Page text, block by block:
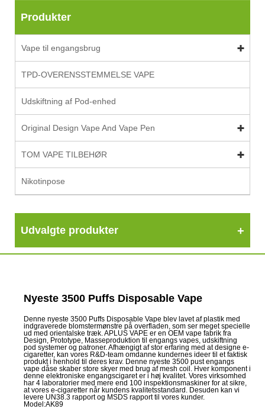
Produkter
Vape til engangsbrug
TPD-OVERENSSTEMMELSE VAPE
Udskiftning af Pod-enhed
Original Design Vape And Vape Pen
TOM VAPE TILBEHØR
Nikotinpose
Udvalgte produkter
Nyeste 3500 Puffs Disposable Vape
Denne nyeste 3500 Puffs Disposable Vape blev lavet af plastik med
indgraverede blomstermønstre på overfladen, som ser meget specielle
ud med orientalske træk. APLUS VAPE er en OEM vape fabrik fra
Design, Prototype, Masseproduktion til engangs vapes, udskiftning
pod systemer og patroner. Afhængigt af stor erfaring med at designe e-
cigaretter, kan vores R&D-team omdanne kundernes ideer til et faktisk
produkt i henhold til deres krav. Denne nyeste 3500 pust engangs
vape dåse skaber store skyer med brug af mesh coil. Hver komponent i
denne elektroniske engangscigaret er i høj kvalitet. Vores virksomhed
har 4 laboratorier med mere end 100 inspektionsmaskiner for at sikre,
at vores e-cigaretter når kundens kvalitetsstandard. Desuden kan vi
levere UN38.3 rapport og MSDS rapport til vores kunder.
Model:AK89